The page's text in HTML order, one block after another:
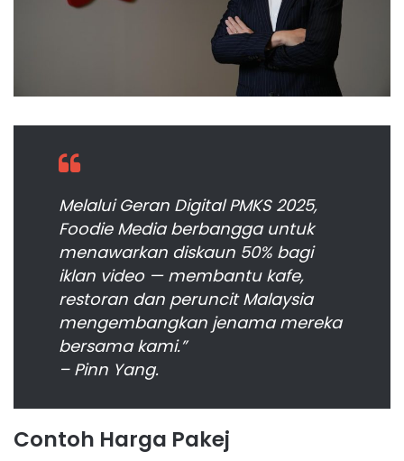
Melalui Geran Digital PMKS 2025,
Foodie Media berbangga untuk
menawarkan diskaun 50% bagi
iklan video — membantu kafe,
restoran dan peruncit Malaysia
mengembangkan jenama mereka
bersama kami.”
– Pinn Yang.
Contoh Harga Pakej